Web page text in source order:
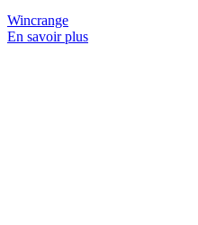
Wincrange
En savoir plus